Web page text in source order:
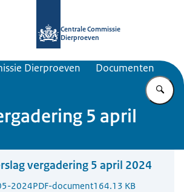
Centrale Commissie
Dierproeven
Dierproeven Documenten
5 april
vergadering 5 april 2024
2024PDF-document164.13 KB